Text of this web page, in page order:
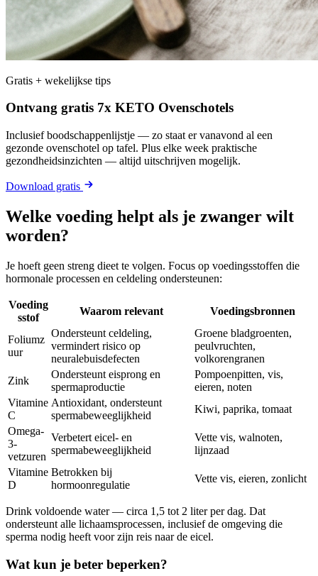
Gratis + wekelijkse tips
Ontvang gratis 7x KETO Ovenschotels
Inclusief boodschappenlijstje — zo staat er vanavond al een
gezonde ovenschotel op tafel. Plus elke week praktische
gezondheidsinzichten — altijd uitschrijven mogelijk.
Download gratis
Welke voeding helpt als je zwanger wilt
worden?
Je hoeft geen streng dieet te volgen. Focus op voedingsstoffen die
hormonale processen en celdeling ondersteunen:
Voeding
sstof
Waarom relevant Voedingsbronnen
Foliumz
uur
Ondersteunt celdeling,
vermindert risico op
neuralebuisdefecten
Groene bladgroenten,
peulvruchten,
volkorengranen
Zink
Ondersteunt eisprong en
spermaproductie
Pompoenpitten, vis,
eieren, noten
Vitamine
C
Antioxidant, ondersteunt
spermabeweeglijkheid
Kiwi, paprika, tomaat
Omega-
3-
vetzuren
Verbetert eicel- en
spermabeweeglijkheid
Vette vis, walnoten,
lijnzaad
Vitamine
D
Betrokken bij
hormoonregulatie
Vette vis, eieren, zonlicht
Drink voldoende water — circa 1,5 tot 2 liter per dag. Dat
ondersteunt alle lichaamsprocessen, inclusief de omgeving die
sperma nodig heeft voor zijn reis naar de eicel.
Wat kun je beter beperken?